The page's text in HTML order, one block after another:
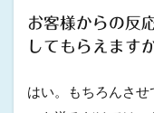
お客様からの反
してもらえます
はい。もちろんさ